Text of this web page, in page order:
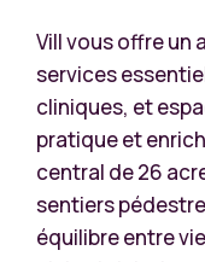
Vill vous offre un
services
cliniques, et
pratique et
central de 26
sentiers
équilibre entre